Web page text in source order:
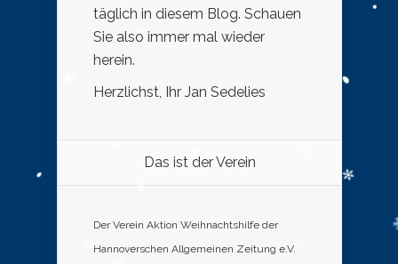
täglich in diesem Blog. Schauen
Sie also immer mal wieder
herein.
Herzlichst, Ihr Jan Sedelies
Das ist der Verein
Der Verein Aktion Weihnachtshilfe der
Hannoverschen Allgemeinen Zeitung e.V.